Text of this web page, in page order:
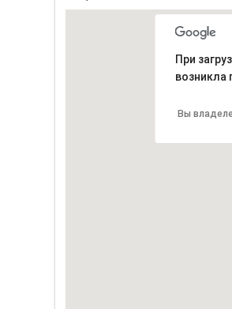
При
возникла
Вы